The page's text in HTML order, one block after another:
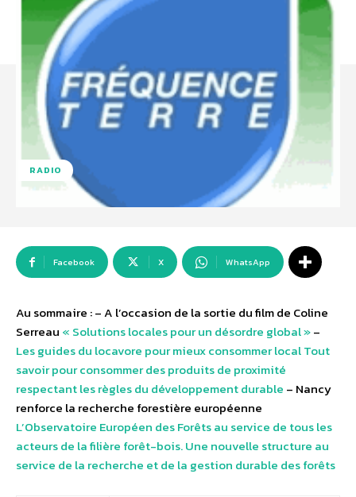
RADIO
Facebook X WhatsApp
Au sommaire : – A l’occasion de la sortie du film de Coline
Serreau « Solutions locales pour un désordre global »–
Les guides du locavore pour mieux consommer local Tout
savoir pour consommer des produits de proximité
respectant les règles du développement durable – Nancy
renforce la recherche forestière européenne
L’Observatoire Européen des Forêts au service de tous les
acteurs de la filière forêt-bois. Une nouvelle structure au
service de la recherche et de la gestion durable des forêts